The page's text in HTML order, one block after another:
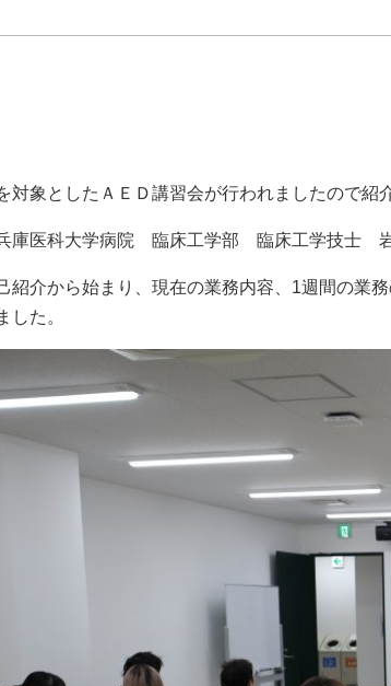
対象としたＡＥＤ講習会が行われましたので紹
庫医科大学病院 臨床工学部 臨床工学技士 岩
紹介から始まり、現在の業務内容、1週間の業
した。